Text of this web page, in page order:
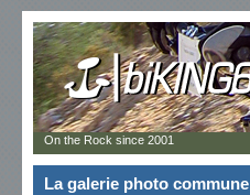
La galerie photo commune
On the Rock since 2001